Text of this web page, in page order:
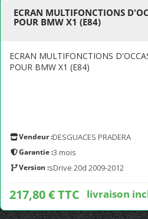
ECRAN MULTIFONCTIONS
POUR BMW X1 (E84)
ECRAN MULTIFONCTIONS
POUR BMW X1 (E84)
Vendeur :DESGUACES PRADERA
Garantie :3 mois
Version :sDrive 20d 2009-2012
217,80 € TTC livraison